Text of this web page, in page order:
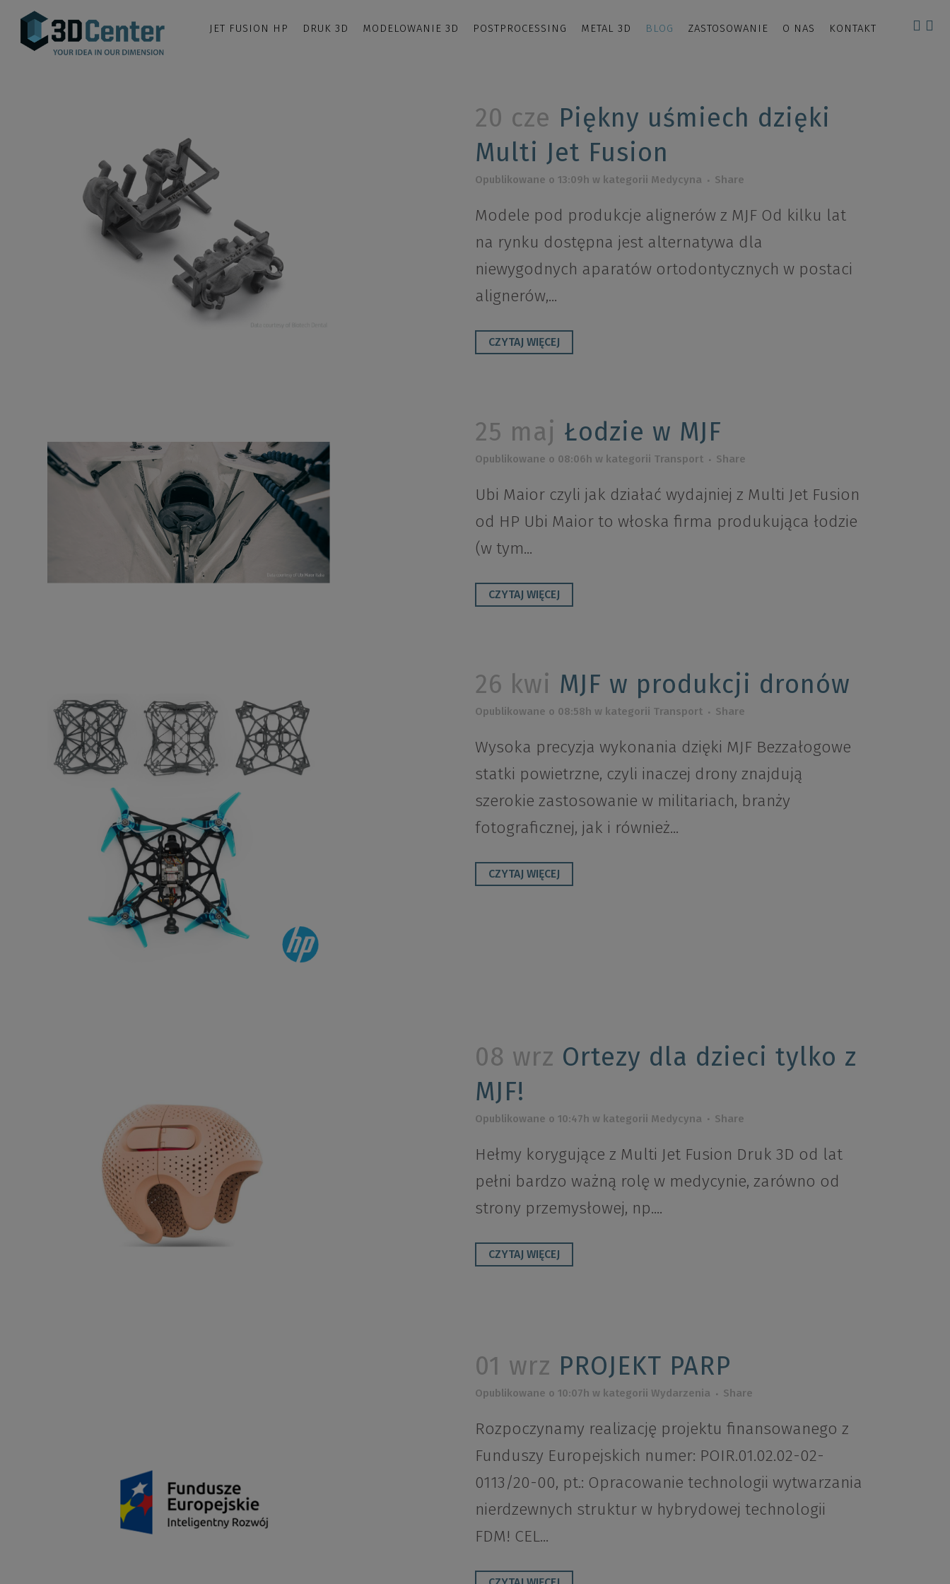
JET FUSION HP DRUK 3D MODELOWANIE 3D POSTPROCESSING METAL 3D BLOG ZASTOSOWANIE O NAS KONTAKT
20 cze Piękny uśmiech dzięki
Multi Jet Fusion
Opublikowane o 13:09h w kategorii Medycyna Share
Modele pod produkcje alignerów z MJF Od kilku lat
na rynku dostępna jest alternatywa dla
niewygodnych aparatów ortodontycznych w postaci
alignerów,...
CZYTAJ WIĘCEJ
25 maj Łodzie w MJF
Opublikowane o 08:06h w kategorii Transport Share
Ubi Maior czyli jak działać wydajniej z Multi Jet Fusion
od HP Ubi Maior to włoska firma produkująca łodzie
(w tym...
CZYTAJ WIĘCEJ
26 kwi MJF w produkcji dronów
Opublikowane o 08:58h w kategorii Transport Share
Wysoka precyzja wykonania dzięki MJF Bezzałogowe
statki powietrzne, czyli inaczej drony znajdują
szerokie zastosowanie w militariach, branży
fotograficznej, jak i również...
CZYTAJ WIĘCEJ
08 wrz Ortezy dla dzieci tylko z
MJF!
Opublikowane o 10:47h w kategorii Medycyna Share
Hełmy korygujące z Multi Jet Fusion Druk 3D od lat
pełni bardzo ważną rolę w medycynie, zarówno od
strony przemysłowej, np....
CZYTAJ WIĘCEJ
01 wrz PROJEKT PARP
Opublikowane o 10:07h w kategorii Wydarzenia Share
Rozpoczynamy realizację projektu finansowanego z
Funduszy Europejskich numer: POIR.01.02.02-02-
0113/20-00, pt.: Opracowanie technologii wytwarzania
nierdzewnych struktur w hybrydowej technologii
FDM! CEL...